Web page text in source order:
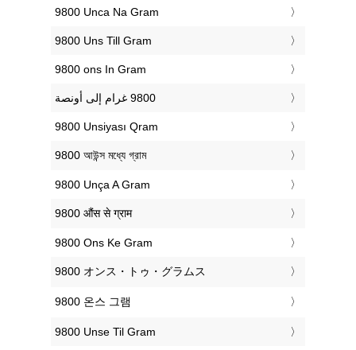
‎9800 Unca Na Gram
‎9800 Uns Till Gram
‎9800 ons In Gram
‎9800 Unsiyası Qram
‎9800 আউন্স মধ্যে গ্রাম
‎9800 Unça A Gram
‎9800 औंस से ग्राम
‎9800 Ons Ke Gram
‎9800 オンス・トゥ・グラムス
‎9800 온스 그램
‎9800 Unse Til Gram